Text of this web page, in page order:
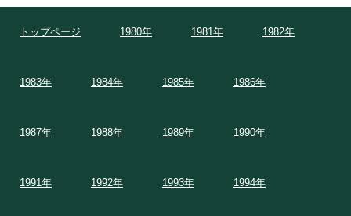
トップページ 1980年 1981年 1982年
1983年 1984年 1985年 1986年
1987年 1988年 1989年 1990年
1991年 1992年 1993年 1994年